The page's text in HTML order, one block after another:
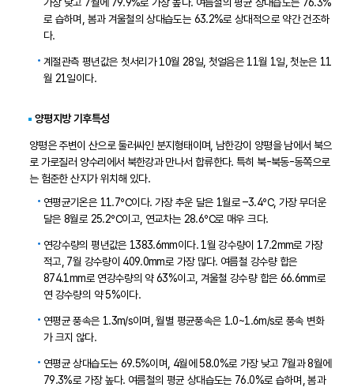
로 습하며, 봄과 겨울철의 상대습도는 63.2%로 상대적으로 약간 건조하
다.
계절관측 평년값은 첫서리가 10월 28일, 첫얼음은 11월 1일, 첫눈은 11
월 21일이다.
양평지방 기후특성
양평은 주변이 산으로 둘러싸인 분지형태이며, 남한강이 양평을 남에서 북으
로 가로질러 양수리에서 북한강과 만나서 합류한다. 특히 북-북동-동쪽으로
는 험준한 산지가 위치해 있다.
연평균기온은 11.7℃이다. 가장 추운 달은 1월로 –3.4℃, 가장 무더운
달은 8월로 25.2℃이고, 연교차는 28.6℃로 매우 크다.
연강수량의 평년값은 1383.6mm이다. 1월 강수량이 17.2mm로 가장
적고, 7월 강수량이 409.0mm로 가장 많다. 여름철 강수량 합은
874.1mm로 연강수량의 약 63%이고, 겨울철 강수량 합은 66.6mm로
연 강수량의 약 5%이다.
연평균 풍속은 1.3m/s이며, 월별 평균풍속은 1.0~1.6m/s로 풍속 변화
가 크지 않다.
연평균 상대습도는 69.5%이며, 4월에 58.0%로 가장 낮고 7월과 8월에
79.3%로 가장 높다. 여름철의 평균 상대습도는 76.0%로 습하며, 봄과